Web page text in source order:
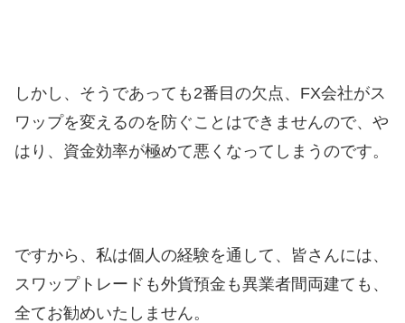
しかし、そうであっても2番目の欠点、FX会社がス
ワップを変えるのを防ぐことはできませんので、や
はり、資金効率が極めて悪くなってしまうのです。
ですから、私は個人の経験を通して、皆さんには、
スワップトレードも外貨預金も異業者間両建ても、
全てお勧めいたしません。